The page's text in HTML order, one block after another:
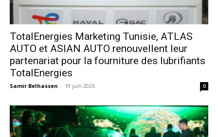
TotalEnergies Marketing Tunisie, ATLAS
AUTO et ASIAN AUTO renouvellent leur
partenariat pour la fourniture des lubrifiants
TotalEnergies
Samir Belhassen - 19 juin 2026 0